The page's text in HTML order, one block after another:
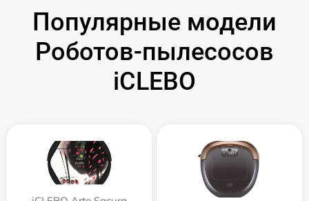
Популярные модели
Роботов-пылесосов
iCLEBO